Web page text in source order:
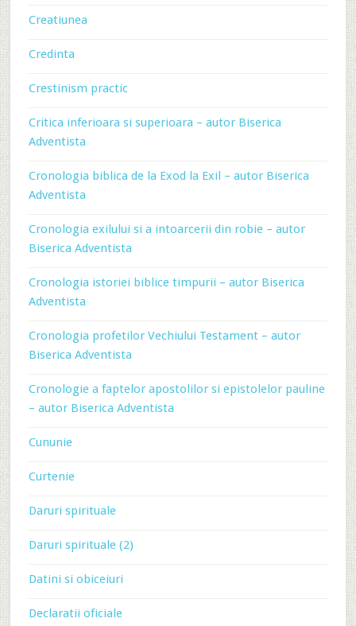
Creatiunea
Credinta
Crestinism practic
Critica inferioara si superioara – autor Biserica
Adventista
Cronologia biblica de la Exod la Exil – autor Biserica
Adventista
Cronologia exilului si a intoarcerii din robie – autor
Biserica Adventista
Cronologia istoriei biblice timpurii – autor Biserica
Adventista
Cronologia profetilor Vechiului Testament – autor
Biserica Adventista
Cronologie a faptelor apostolilor si epistolelor pauline
– autor Biserica Adventista
Cununie
Curtenie
Daruri spirituale
Daruri spirituale (2)
Datini si obiceiuri
Declaratii oficiale